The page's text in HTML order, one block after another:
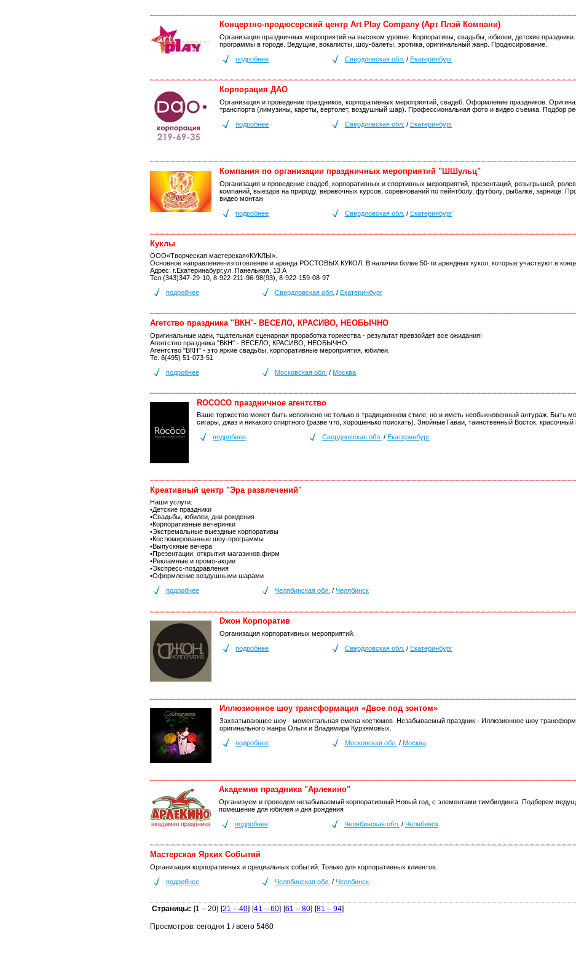
Концертно-продюсерский центр Art Play Company (Арт Плэй Компани)
Организация праздничных мероприятий на высоком уровне. Корпоративы, свадьбы, юбилеи, детские
программы в городе. Ведущие, вокалисты, шоу-балеты, эротика, оригинальный жанр. Продюсирование.
подробнее
Свердловская обл. / Екатеринбург
Корпорация ДАО
Организация и проведение праздников, корпоративных мероприятий, свадеб. Оформление праздников.
транспорта (лимузины, кареты, вертолет, воздушный шар). Профессиональная фото и видео съемка. Подбор
подробнее
Свердловская обл. / Екатеринбург
Компания по организации праздничных мероприятий "ШШульц"
Организация и проведение свадеб, корпоративных и спортивных мероприятий, презентаций, розыгрышей,
компаний, выездов на природу, веревочных курсов, соревнований по пейнтболу, футболу, рыбалке, зарнице.
видео монтаж
подробнее
Свердловская обл. / Екатеринбург
Куклы
ООО«Творческая мастерская«КУКЛЫ».
Основное направление-изготовление и аренда РОСТОВЫХ КУКОЛ. В наличии более 50-ти арендных кукол, которые участвуют в
Адрес: г.Екатеринабург,ул. Панельная, 13 А
Тел (343)347-29-10, 8-922-211-96-98(93), 8-922-159-08-97
подробнее
Свердловская обл. /Екатеринбург
Агетство праздника "ВКН"- ВЕСЕЛО, КРАСИВО, НЕОБЫЧНО
Оригинальные идеи, тщательная сценарная проработка торжества - результат превзойдет все ожидания!
Агентство праздника "ВКН" - ВЕСЕЛО, КРАСИВО, НЕОБЫЧНО.
Агентство "ВКН" - это яркие свадьбы, корпоративные мероприятия, юбилеи.
Те. 8(495) 51-073-51
подробнее
Московская обл. /Москва
ROCOCO праздничное агентство
Ваше торжество может быть исполнено не только в традиционном стиле, но и иметь необыкновенный антураж. Быть
сигары, джаз и никакого спиртного (разве что, хорошенько поискать). Знойные Гаваи, таинственный Восток, красочный
подробнее
Свердловская обл. / Екатеринбург
Креативный центр "Эра развлечений"
Наши услуги:
•Детские праздники
•Свадьбы, юбилеи, дни рождения
•Корпоративные вечеринки
•Экстремальные выездные корпоративы
•Костюмированные шоу-программы
•Выпускные вечера
•Презентации, открытия магазинов,фирм
•Рекламные и промо-акции
•Экспресс-поздравления
•Оформление воздушными шарами
подробнее
Челябинская обл. /Челябинск
Dжон Корпоратив
Организация корпоративных мероприятий.
подробнее
Свердловская обл. / Екатеринбург
Иллюзионное шоу трансформация «Двое под зонтом»
Захватывающее шоу - моментальная смена костюмов. Незабываемый праздник - Иллюзионное шоу
оригинального жанра Ольги и Владимира Курзямовых.
подробнее
Московская обл. / Москва
Академия праздника "Арлекино"
Организуем и проведем незабываемый корпоративный Новый год, с элементами тимбилдинга. Подберем
помещение для юбилея и дня рождения
подробнее
Челябинская обл. / Челябинск
Мастерская Ярких Событий
Организация корпоративных и срециальных событий. Только для корпоративных клиентов.
подробнее
Челябинская обл. /Челябинск
Страницы: [1 – 20] [21 – 40] [41 – 60] [61 – 80] [81 – 94]
Просмотров: сегодня 1 / всего 5460